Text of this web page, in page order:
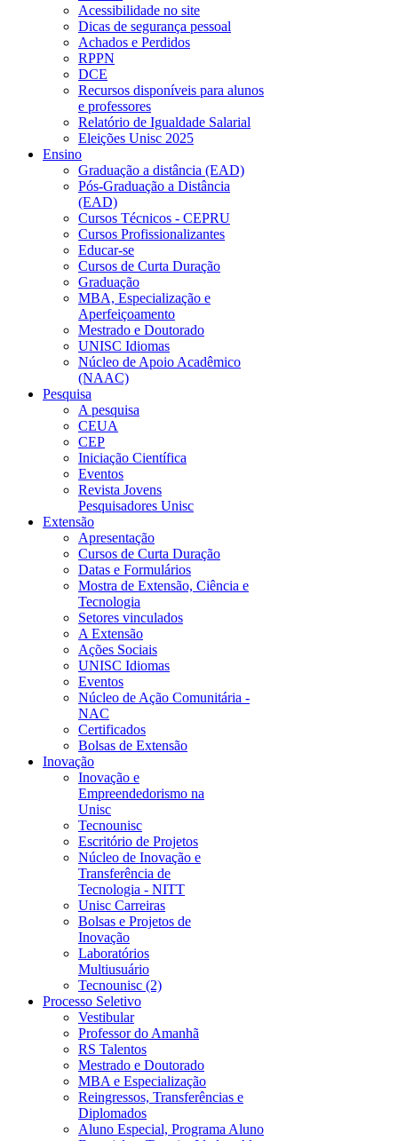
Acessibilidade no site
Dicas de segurança pessoal
Achados e Perdidos
RPPN
DCE
Recursos disponíveis para alunos
e professores
Relatório de Igualdade Salarial
Eleições Unisc 2025
Ensino
Graduação a distância (EAD)
Pós-Graduação a Distância
(EAD)
Cursos Técnicos - CEPRU
Cursos Profissionalizantes
Educar-se
Cursos de Curta Duração
Graduação
MBA, Especialização e
Aperfeiçoamento
Mestrado e Doutorado
UNISC Idiomas
Núcleo de Apoio Acadêmico
(NAAC)
Pesquisa
A pesquisa
CEUA
CEP
Iniciação Científica
Eventos
Revista Jovens
Pesquisadores Unisc
Extensão
Apresentação
Cursos de Curta Duração
Datas e Formulários
Mostra de Extensão, Ciência e
Tecnologia
Setores vinculados
A Extensão
Ações Sociais
UNISC Idiomas
Eventos
Núcleo de Ação Comunitária -
NAC
Certificados
Bolsas de Extensão
Inovação
Inovação e
Empreendedorismo na
Unisc
Tecnounisc
Escritório de Projetos
Núcleo de Inovação e
Transferência de
Tecnologia - NITT
Unisc Carreiras
Bolsas e Projetos de
Inovação
Laboratórios
Multiusuário
Tecnounisc (2)
Processo Seletivo
Vestibular
Professor do Amanhã
RS Talentos
Mestrado e Doutorado
MBA e Especialização
Reingressos, Transferências e
Diplomados
Aluno Especial, Programa Aluno